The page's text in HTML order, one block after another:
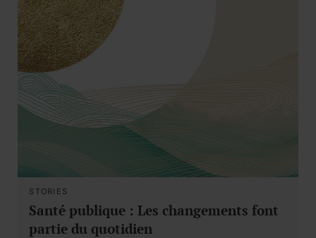
STORIES
Santé publique : Les changements font
partie du quotidien